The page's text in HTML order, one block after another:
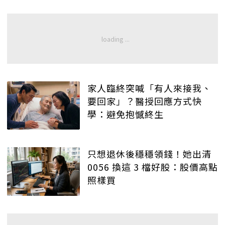
家人臨終突喊「有人來接我、
要回家」？醫授回應方式快
學：避免抱憾終生
只想退休後穩穩領錢！她出清
0056 換這 3 檔好股：股價高點
照樣買